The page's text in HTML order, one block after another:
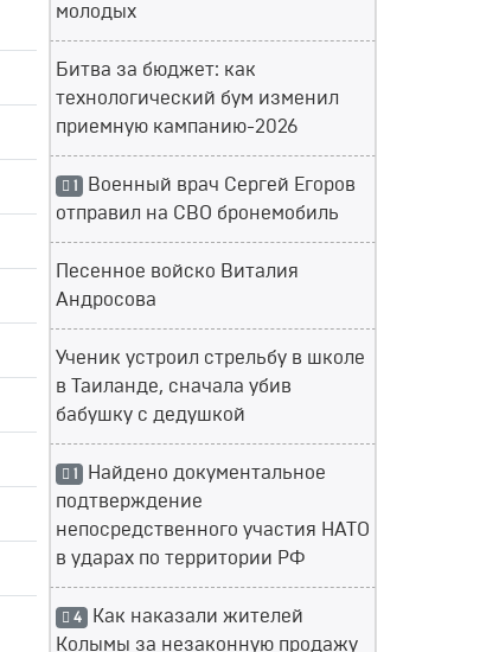
молодых
Битва за бюджет: как
технологический бум изменил
приемную кампанию-2026
1 Военный врач Сергей Егоров
отправил на СВО бронемобиль
Песенное войско Виталия
Андросова
Ученик устроил стрельбу в школе
в Таиланде, сначала убив
бабушку с дедушкой
1 Найдено документальное
подтверждение
непосредственного участия НАТО
в ударах по территории РФ
4 Как наказали жителей
Колымы за незаконную продажу